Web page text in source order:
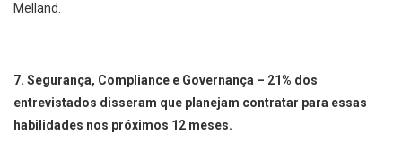
Melland.
7. Segurança, Compliance e Governança – 21% dos
entrevistados disseram que planejam contratar para essas
habilidades nos próximos 12 meses.